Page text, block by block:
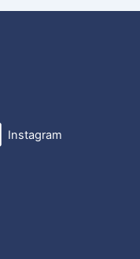
Instagram